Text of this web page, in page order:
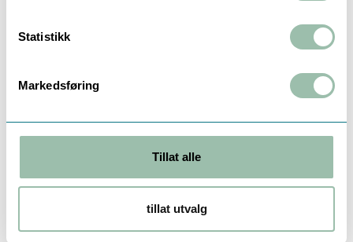
Statistikk
Markedsføring
Tillat alle
tillat utvalg
Montering: Horisontal/vertikal
Batteri levetid: 16 år
Startpunkt: 20 l/t
C1, OMS3, DualStack
LoRaWAN-versjon: OTAA v1.0.4 med Relay
Trykklasse: MAP16